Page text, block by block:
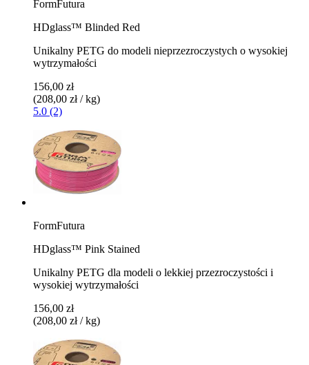
FormFutura
HDglass™ Blinded Red
Unikalny PETG do modeli nieprzezroczystych o wysokiej
wytrzymałości
156,00 zł
(208,00 zł / kg)
5.0 (2)
FormFutura
HDglass™ Pink Stained
Unikalny PETG dla modeli o lekkiej przezroczystości i
wysokiej wytrzymałości
156,00 zł
(208,00 zł / kg)